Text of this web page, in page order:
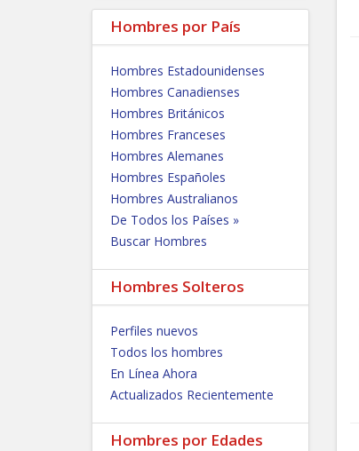
Hombres por País
Hombres Estadounidenses
Hombres Canadienses
Hombres Británicos
Hombres Franceses
Hombres Alemanes
Hombres Españoles
Hombres Australianos
De Todos los Países »
Buscar Hombres
Hombres Solteros
Perfiles nuevos
Todos los hombres
En Línea Ahora
Actualizados Recientemente
Hombres por Edades